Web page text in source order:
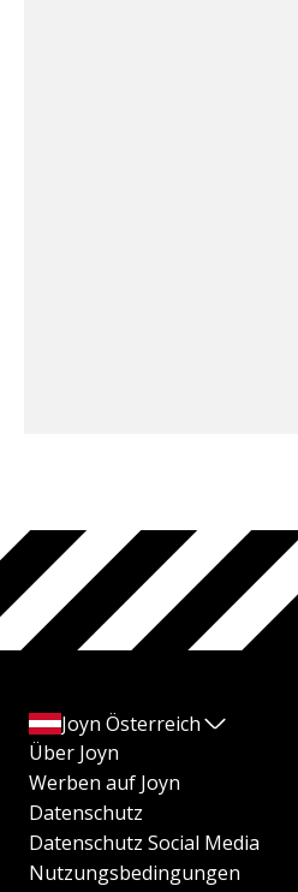
Joyn Österreich
Über Joyn
Werben auf Joyn
Datenschutz
Datenschutz Social Media
Nutzungsbedingungen